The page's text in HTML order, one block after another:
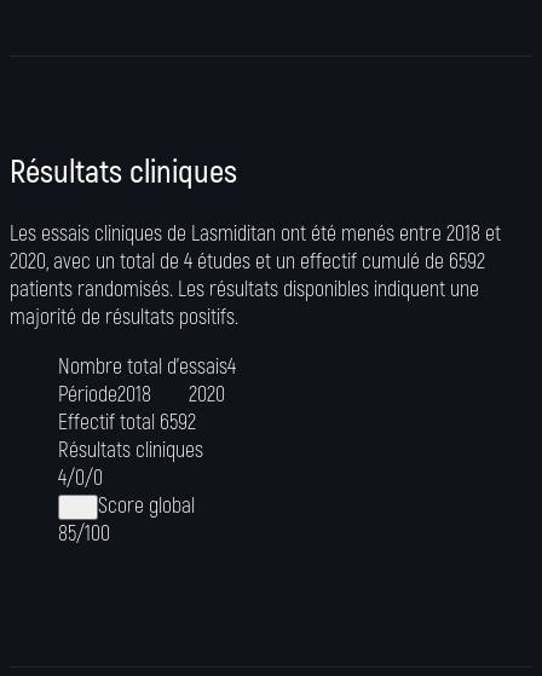
Résultats cliniques
Les essais cliniques de Lasmiditan ont été menés entre 2018 et
2020, avec un total de 4 études et un effectif cumulé de 6592
patients randomisés. Les résultats disponibles indiquent une
majorité de résultats positifs.
Nombre total d’essais4
Période2018
2020
Effectif total 6592
Résultats cliniques
4/0/0
Score global
85/100